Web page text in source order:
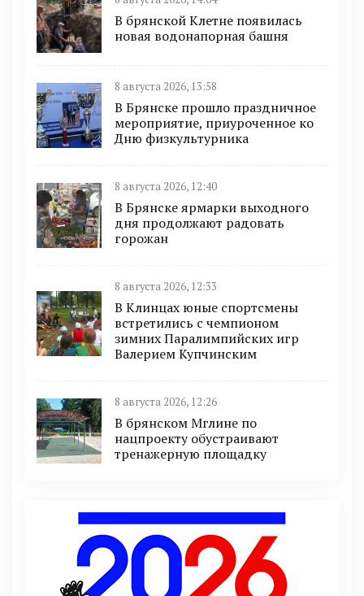
В брянской Клетне появилась
новая водонапорная башня
8 августа 2026, 13:58
В Брянске прошло праздничное
мероприятие, приуроченное ко
Дню физкультурника
8 августа 2026, 12:40
В Брянске ярмарки выходного
дня продолжают радовать
горожан
8 августа 2026, 12:33
В Клинцах юные спортсмены
встретились с чемпионом
зимних Паралимпийских игр
Валерием Купчинским
8 августа 2026, 12:26
В брянском Мглине по
нацпроекту обустраивают
тренажерную площадку